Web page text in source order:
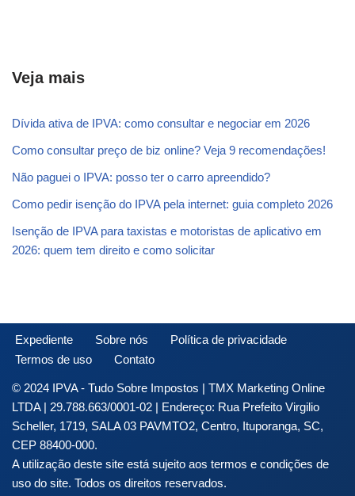
Veja mais
Dívida ativa de IPVA: como consultar e negociar em 2026
Como consultar preço de biz online? Veja 9 recomendações!
Não paguei o IPVA: posso ter o carro apreendido?
Como pedir isenção do IPVA pela internet: guia completo 2026
Isenção de IPVA para taxistas e motoristas de aplicativo em
2026: quem tem direito e como solicitar
Expediente Sobre nós
Política de privacidade
Termos de uso
Contato
© 2024 IPVA - Tudo Sobre Impostos | TMX Marketing Online
LTDA | 29.788.663/0001-02 | Endereço: Rua Prefeito Virgilio
Scheller, 1719, SALA 03 PAVMTO2, Centro, Ituporanga, SC,
CEP 88400-000.
A utilização deste site está sujeito aos termos e condições de
uso do site. Todos os direitos reservados.